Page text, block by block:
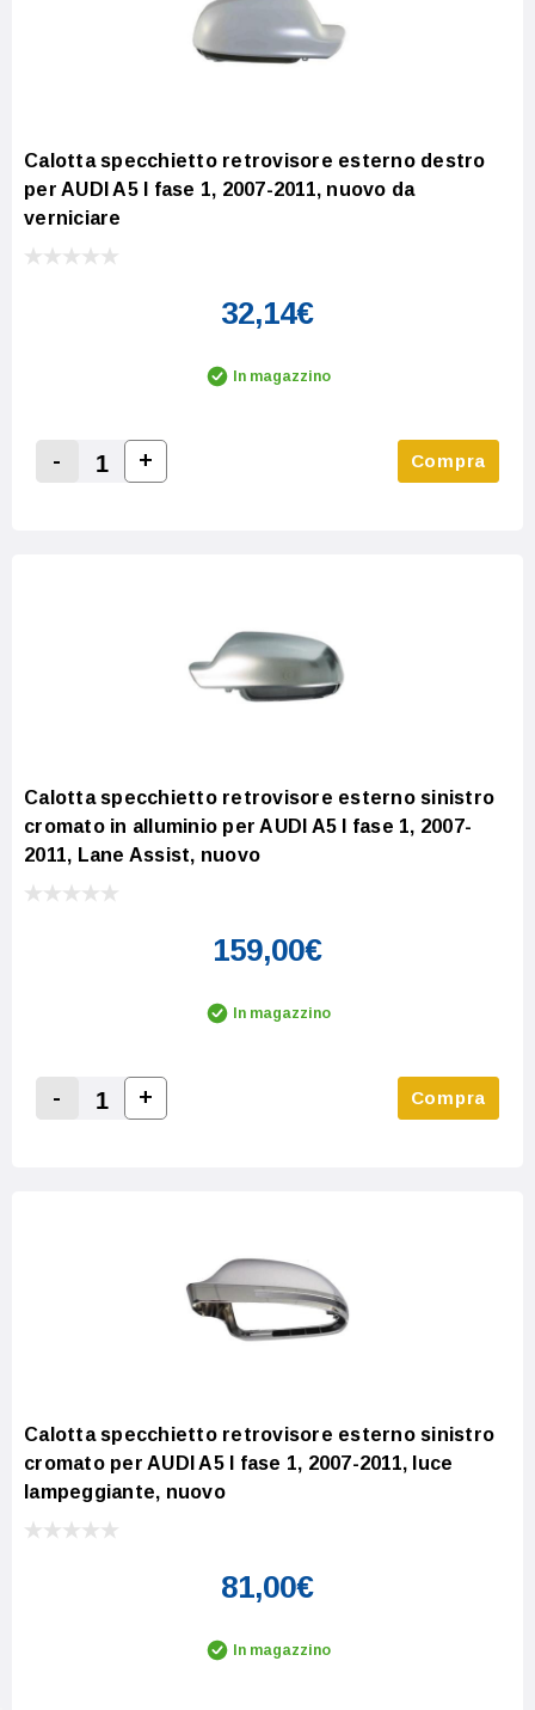
Calotta specchietto retrovisore esterno destro
per AUDI A5 I fase 1, 2007-2011, nuovo da
verniciare
32,14€
In magazzino
Decrease Quantity:
-
Increase Quantity:
+ Compra
Calotta specchietto retrovisore esterno sinistro
cromato in alluminio per AUDI A5 I fase 1, 2007-
2011, Lane Assist, nuovo
159,00€
In magazzino
Decrease Quantity:
-
Increase Quantity:
+ Compra
Calotta specchietto retrovisore esterno sinistro
cromato per AUDI A5 I fase 1, 2007-2011, luce
lampeggiante, nuovo
81,00€
In magazzino